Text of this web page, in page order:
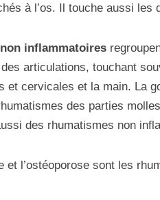
à l’os. Il touche aussi les
inflammatoires
articulations, touchant
et cervicales et la main. La
des parties
des rhumatismes non
et l’ostéoporose sont les